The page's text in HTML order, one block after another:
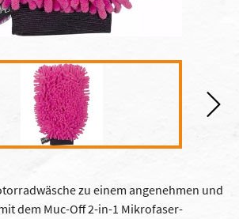
zu einem angenehmen und
dem Muc-Off 2-in-1 Mikrofaser-